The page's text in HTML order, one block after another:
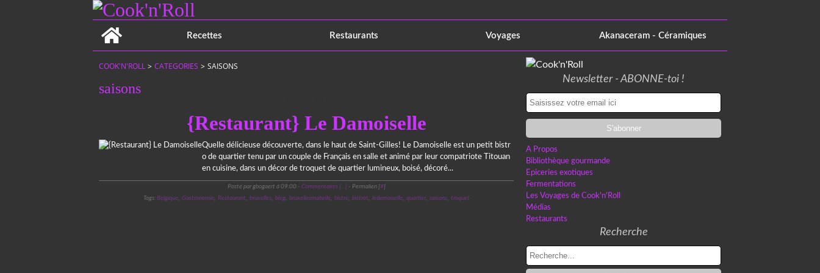
Recettes
Restaurants Voyages Akanaceram - Céramiques
COOK'N'ROLL > CATEGORIES > SAISONS
saisons
{Restaurant} Le Damoiselle
Quelle délicieuse découverte, dans le haut de Saint-Gilles! Le Damoiselle est un petit bistr
o de quartier tenu par un couple de Français en salle et animé par leur compatriote Titouan
en cuisine, dans un décor de troquet de quartier lumineux, boisé, décoré...
Posté par gbogaert à 09:00 - Commentaires […]- Permalien [#]
Tags: Belgique, Gastronomie, Restaurant, bruxelles, blog, bruxellesmabelle, bistro, bistrot, ledamoiselle, quartier, saisons, troquet
Newsletter - ABONNE-toi !
A Propos
Bibliothèque gourmande
Epiceries exotiques
Fermentations
Les Voyages de Cook'n'Roll
Médias
Restaurants
Recherche